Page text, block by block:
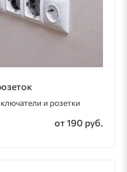
и розетки
от 190 руб.